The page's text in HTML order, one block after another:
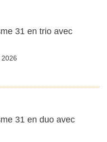
31 en trio avec
31 en duo avec